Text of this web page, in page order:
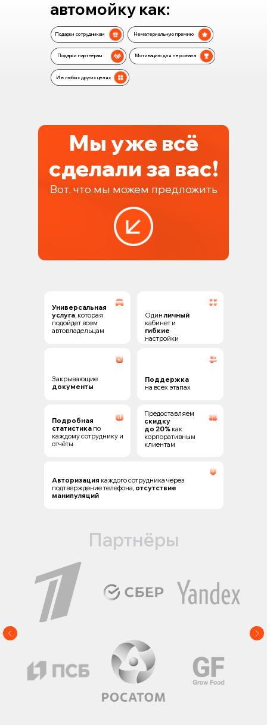
автомойку как:
Подарки сотрудникам
Мотивацию для персонала
Подарки партнёрам
Нематериальную премию
И в любых других целях
Мы уже всё
сделали за вас!
Вот, что мы можем предложить
Универсальная
услуга, которая
подойдет всем
автовладельцам
Одинличный
кабинет и
гибкие
настройки
Закрывающие
документы
Поддержка
на всех этапах
Авторизация каждого сотрудника через
подтверждение телефона, отсутствие
манипуляций
Предоставляем
скидку
до 20% как
корпоративным
клиентам
Подробная
статистика по
каждому сотруднику и
отчёты
Партнёры